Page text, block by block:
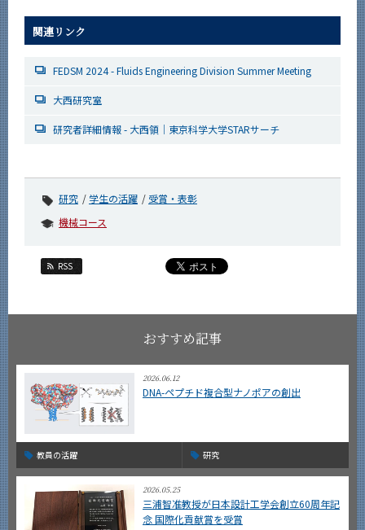
関連リンク
FEDSM 2024 - Fluids Engineering Division Summer Meeting
大西研究室
研究者詳細情報 - 大西領｜東京科学大学STARサーチ
研究 学生の活躍
受賞・表彰
機械コース
RSS
おすすめ記事
2026.06.12
DNA-ペプチド複合型ナノポアの創出
教員の活躍 研究
2026.05.25
三浦智准教授が日本設計工学会創立60周年記
念 国際化貢献賞を受賞
サイト構成
系詳細情報
CLOSE